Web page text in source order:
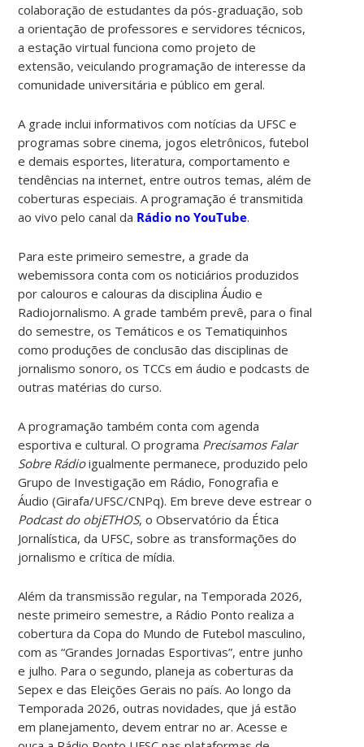
colaboração de estudantes da pós-graduação, sob
a orientação de professores e servidores técnicos,
a estação virtual funciona como projeto de
extensão, veiculando programação de interesse da
comunidade universitária e público em geral.
A grade inclui informativos com notícias da UFSC e
programas sobre cinema, jogos eletrônicos, futebol
e demais esportes, literatura, comportamento e
tendências na internet, entre outros temas, além de
coberturas especiais. A programação é transmitida
ao vivo pelo canal da Rádio no YouTube.
Para este primeiro semestre, a grade da
webemissora conta com os noticiários produzidos
por calouros e calouras da disciplina Áudio e
Radiojornalismo. A grade também prevê, para o final
do semestre, os Temáticos e os Tematiquinhos
como produções de conclusão das disciplinas de
jornalismo sonoro, os TCCs em áudio e podcasts de
outras matérias do curso.
A programação também conta com agenda
esportiva e cultural. O programa Precisamos Falar
Sobre Rádioigualmente permanece, produzido pelo
Grupo de Investigação em Rádio, Fonografia e
Áudio (Girafa/UFSC/CNPq). Em breve deve estrear o
Podcast do objETHOS, o Observatório da Ética
Jornalística, da UFSC, sobre as transformações do
jornalismo e crítica de mídia.
Além da transmissão regular, na Temporada 2026,
neste primeiro semestre, a Rádio Ponto realiza a
cobertura da Copa do Mundo de Futebol masculino,
com as “Grandes Jornadas Esportivas”, entre junho
e julho. Para o segundo, planeja as coberturas da
Sepex e das Eleições Gerais no país. Ao longo da
Temporada 2026, outras novidades, que já estão
em planejamento, devem entrar no ar. Acesse e